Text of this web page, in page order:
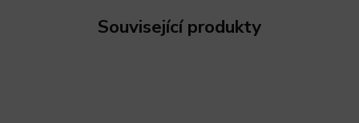
Související produkty